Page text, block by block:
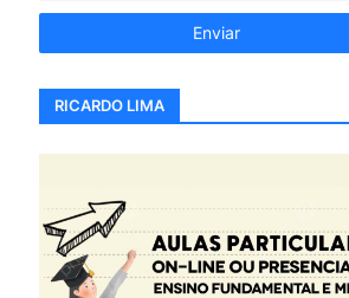
RICARDO LIMA